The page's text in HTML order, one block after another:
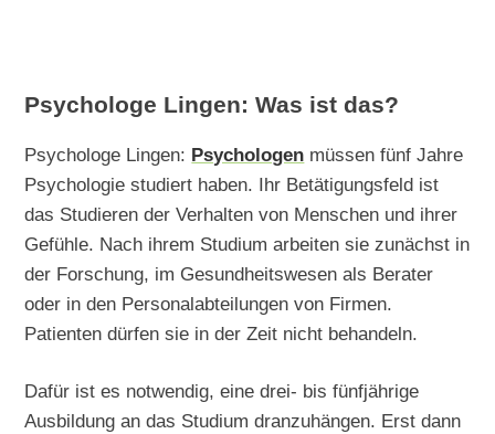
Psychologe Lingen: Was ist das?
Psychologe Lingen: Psychologen müssen fünf Jahre
Psychologie studiert haben. Ihr Betätigungsfeld ist
das Studieren der Verhalten von Menschen und ihrer
Gefühle. Nach ihrem Studium arbeiten sie zunächst in
der Forschung, im Gesundheitswesen als Berater
oder in den Personalabteilungen von Firmen.
Patienten dürfen sie in der Zeit nicht behandeln.
Dafür ist es notwendig, eine drei- bis fünfjährige
Ausbildung an das Studium dranzuhängen. Erst dann